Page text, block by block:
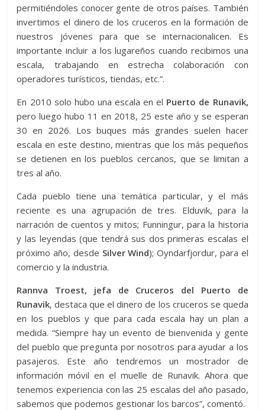
permitiéndoles conocer gente de otros países. También
invertimos el dinero de los cruceros en la formación de
nuestros jóvenes para que se internacionalicen. Es
importante incluir a los lugareños cuando recibimos una
escala, trabajando en estrecha colaboración con
operadores turísticos, tiendas, etc.”.
En 2010 solo hubo una escala en el Puerto de Runavik,
pero luego hubo 11 en 2018, 25 este año y se esperan
30 en 2026. Los buques más grandes suelen hacer
escala en este destino, mientras que los más pequeños
se detienen en los pueblos cercanos, que se limitan a
tres al año.
Cada pueblo tiene una temática particular, y el más
reciente es una agrupación de tres. Elduvik, para la
narración de cuentos y mitos; Funningur, para la historia
y las leyendas (que tendrá sus dos primeras escalas el
próximo año, desde Silver Wind); Oyndarfjordur, para el
comercio y la industria.
Rannva Troest, jefa de Cruceros del Puerto de
Runavik, destaca que el dinero de los cruceros se queda
en los pueblos y que para cada escala hay un plan a
medida. “Siempre hay un evento de bienvenida y gente
del pueblo que pregunta por nosotros para ayudar a los
pasajeros. Este año tendremos un mostrador de
información móvil en el muelle de Runavik. Ahora que
tenemos experiencia con las 25 escalas del año pasado,
sabemos que podemos gestionar los barcos”, comentó.